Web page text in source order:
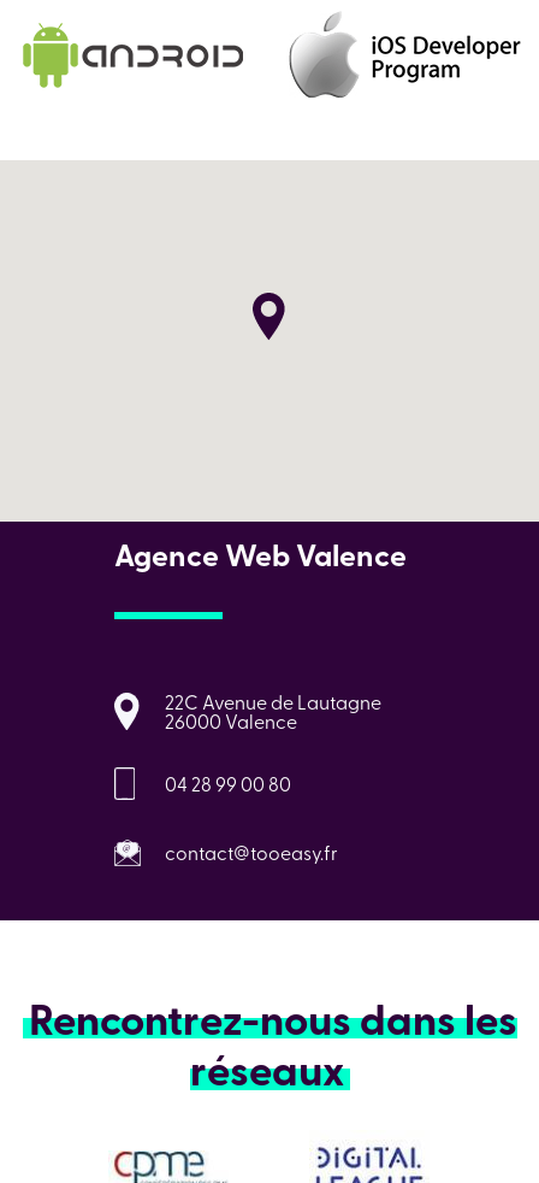
Agence Web Valence
22C Avenue de Lautagne
26000 Valence
04 28 99 00 80
contact@tooeasy.fr
Rencontrez-nous dans les
réseaux